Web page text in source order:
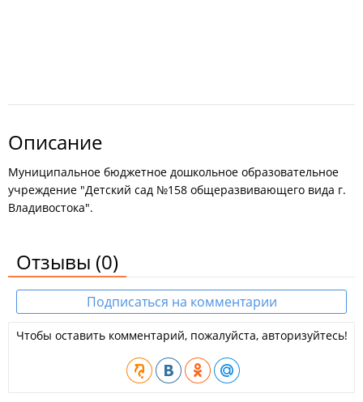
Описание
Муниципальное бюджетное дошкольное образовательное
учреждение "Детский сад №158 общеразвивающего вида г.
Владивостока".
Отзывы (0)
Подписаться на комментарии
Чтобы оставить комментарий, пожалуйста, авторизуйтесь!